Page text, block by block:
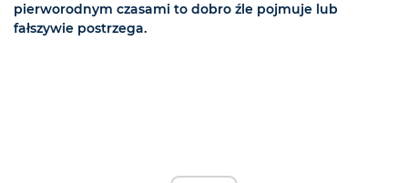
pierworodnym czasami to dobro źle pojmuje lub
fałszywie postrzega.